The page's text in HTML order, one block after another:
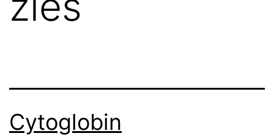
Cytoglobin